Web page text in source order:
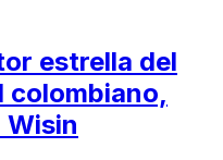
estrella del
colombiano,